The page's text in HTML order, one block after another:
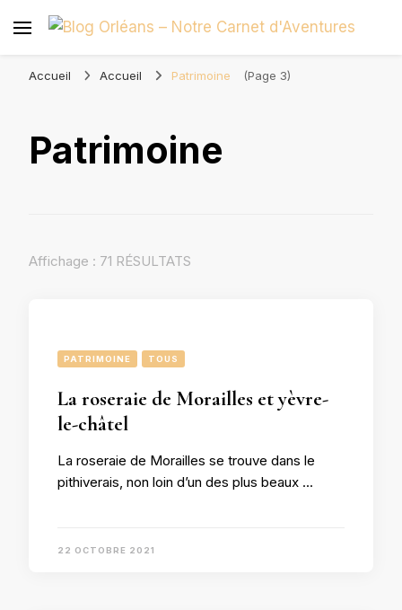
d'Aventures
Accueil Accueil Patrimoine (Page 3)
Patrimoine
Affichage : 71 RÉSULTATS
PATRIMOINE TOUS
La roseraie de Morailles et yèvre-
le-châtel
La roseraie de Morailles se trouve dans le
pithiverais, non loin d’un des plus beaux …
22 OCTOBRE 2021